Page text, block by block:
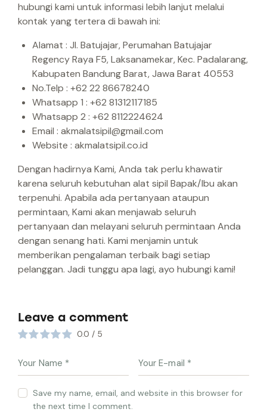
hubungi kami untuk informasi lebih lanjut melalui
kontak yang tertera di bawah ini:
Alamat : Jl. Batujajar, Perumahan Batujajar
Regency Raya F5, Laksanamekar, Kec. Padalarang,
Kabupaten Bandung Barat, Jawa Barat 40553
No.Telp : +62 22 86678240
Whatsapp 1 : +62 81312117185
Whatsapp 2 : +62 8112224624
Email : akmalatsipil@gmail.com
Website : akmalatsipil.co.id
Dengan hadirnya Kami, Anda tak perlu khawatir
karena seluruh kebutuhan alat sipil Bapak/Ibu akan
terpenuhi. Apabila ada pertanyaan ataupun
permintaan, Kami akan menjawab seluruh
pertanyaan dan melayani seluruh permintaan Anda
dengan senang hati. Kami menjamin untuk
memberikan pengalaman terbaik bagi setiap
pelanggan. Jadi tunggu apa lagi, ayo hubungi kami!
Leave a comment
0.0 / 5
Save my name, email, and website in this browser for
the next time I comment.